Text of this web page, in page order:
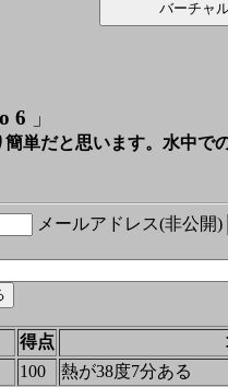
6 」
簡単だと思います。水中で
メールアドレス(非公開)
得点
100
熱が38度7分ある